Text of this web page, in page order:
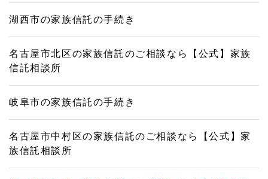
湖西市の家族信託の手続き
名古屋市北区の家族信託のご相談なら【公式】家族
信託相談所
岐阜市の家族信託の手続き
名古屋市中村区の家族信託のご相談なら【公式】家
族信託相談所